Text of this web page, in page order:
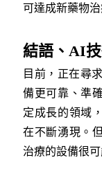
可達成新藥物治
結語、AI
目前，正在尋
備更可靠、準
定成長的領域
在不斷湧現。
治療的設備很